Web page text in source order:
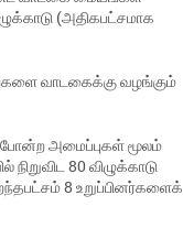
(அதிகபட்சமாக
வாடகைக்கு வழங்கும்
போன்ற அமைப்புகள் மூலம்
80 விழுக்காடு
8 உறுப்பினர்களைக்